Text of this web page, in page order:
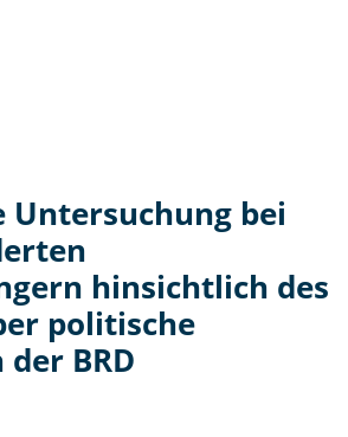
Untersuchung bei
hinsichtlich des
politische
BRD